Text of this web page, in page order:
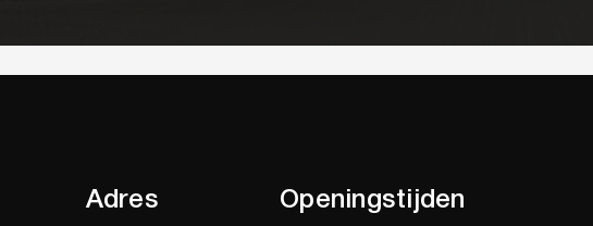
Adres Openingstijden